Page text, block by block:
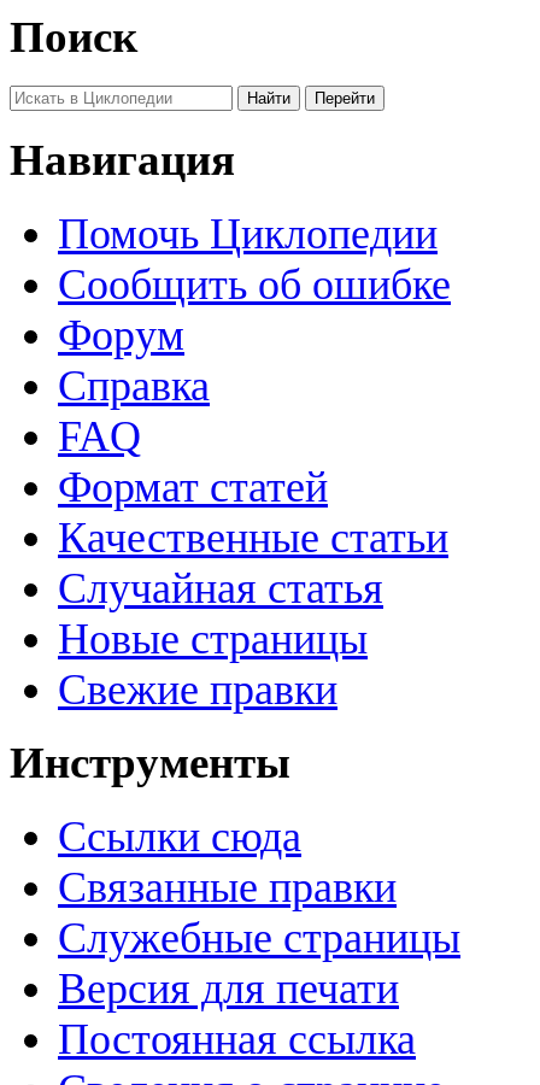
Поиск
Навигация
Помочь Циклопедии
Сообщить об ошибке
Форум
Справка
FAQ
Формат статей
Качественные статьи
Случайная статья
Новые страницы
Свежие правки
Инструменты
Ссылки сюда
Связанные правки
Служебные страницы
Версия для печати
Постоянная ссылка